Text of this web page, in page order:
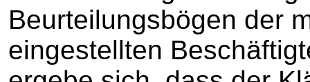
Beurteilungsbögen der
eingestellten